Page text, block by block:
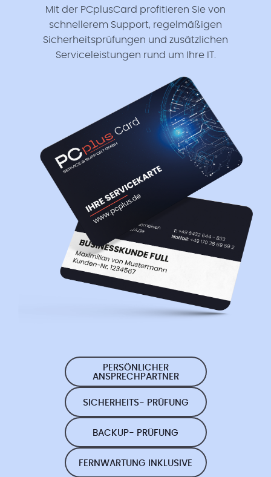
Mit der PCplusCard profitieren Sie von
schnellerem Support, regelmäßigen
Sicherheitsprüfungen und zusätzlichen
Serviceleistungen rund um Ihre IT.
PERSÖNLICHER
ANSPRECHPARTNER
SICHERHEITS- PRÜFUNG
BACKUP- PRÜFUNG
FERNWARTUNG INKLUSIVE